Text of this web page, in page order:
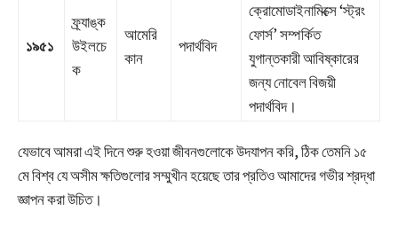
১৯৫১
ফ্র্যাঙ্ক
উইলচে
ক
আমেরি
কান
পদার্থবিদ
ক্রোমোডাইনামিক্সে ‘স্ট্রং
ফোর্স’ সম্পর্কিত
যুগান্তকারী আবিষ্কারের
জন্য নোবেল বিজয়ী
পদার্থবিদ।
যেভাবে আমরা এই দিনে শুরু হওয়া জীবনগুলোকে উদযাপন করি, ঠিক তেমনি ১৫
মে বিশ্ব যে অসীম ক্ষতিগুলোর সম্মুখীন হয়েছে তার প্রতিও আমাদের গভীর শ্রদ্ধা
জ্ঞাপন করা উচিত।